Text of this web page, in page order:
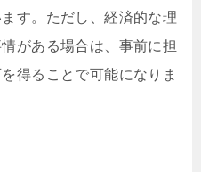
す。ただし、経済的な理
がある場合は、事前に担
得ることで可能になりま